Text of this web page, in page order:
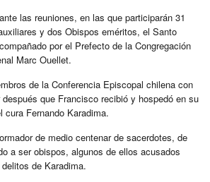
las reuniones, en las que participarán 31
y dos Obispos eméritos, el Santo
por el Prefecto de la Congregación
Marc Ouellet.
de la Conferencia Episcopal chilena con
que Francisco recibió y hospedó en su
Fernando Karadima.
de medio centenar de sacerdotes, de
a ser obispos, algunos de ellos acusados
de Karadima.